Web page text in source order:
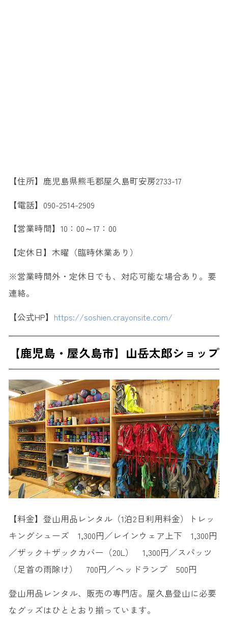
【住所】鹿児島県熊毛郡屋久島町安房2733-17
【電話】090-2514-2909
【営業時間】10：00～17：00
【定休日】木曜（臨時休業あり）
※営業時間外・定休日でも、対応可能な場合あり。要
連絡。
【公式HP】 https://soshien.crayonsite.com/
【鹿児島・屋久島市】山岳太郎ショップ
【料金】登山用品レンタル（1泊2日利用料金）トレッ
キングシューズ 1,300円／レインウェア上下 1,300円
／ザック＋ザックカバー（20L） 1,300円／スパッツ
（足首の雨除け） 700円／ヘッドランプ 500円
登山用品レンタル、販売の専門店。屋久島登山に必要
なグッズはひととおり揃っています。